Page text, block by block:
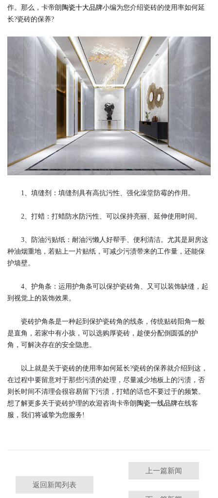
作。那么，卡帝朗 陶瓷十大品牌小编为您介绍瓷砖的使用率如何延
长?瓷砖的保养?
1、填缝剂：填缝剂具有高抗污性、强化澡堂防霉的作用。
2、打蜡：打蜡防水防污性、可以保持亮丽、延伸使用时间。
3、防油污贴纸：耐油污懒人好帮手、便利清洁。尤其是厨房这
种油烟重地，若贴上一片贴纸，可减少污渍带来的工作量，还能保
护墙壁。
4、护角条：运用护角条可以保护瓷砖角、又可以装饰缺缝，起
到视觉上的装饰效果。
瓷砖护角条是一种起到保护瓷砖角的线条，传统贴砖阳角一般
是直角，若家中有小孩，可以选购厚瓷砖，趁便分配倒圆弧的护
角，可解决存在的安全隐患。
以上就是关于瓷砖的使用率如何延长?瓷砖的保养就介绍到这，
在过程中要留意对于那些污渍的处理，尽量减少地板上的污渍，否
则长时间不清理会很容易留下污渍，打蜡的话也不要过于的频繁。
想了解更多关于瓷砖护理的欢迎咨询卡帝朗 陶瓷一线品牌在线客
服，我们将诚挚为您服务!
返回新闻列表
上一篇新闻